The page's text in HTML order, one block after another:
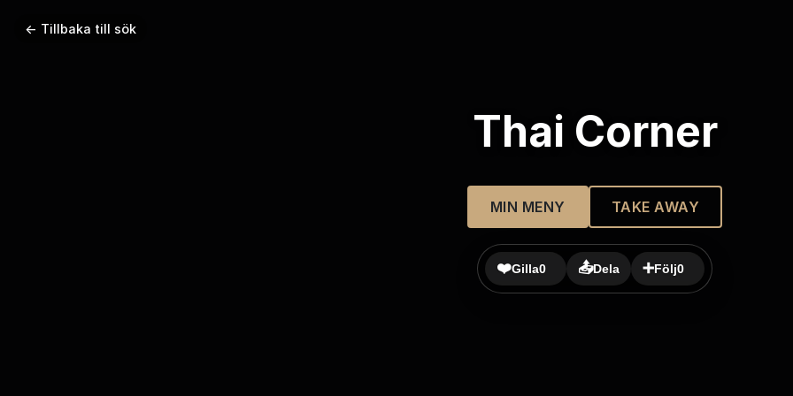
← Tillbaka till sök
Thai Corner
MIN MENY TAKE AWAY
❤️Gilla0 📤Dela ➕Följ0